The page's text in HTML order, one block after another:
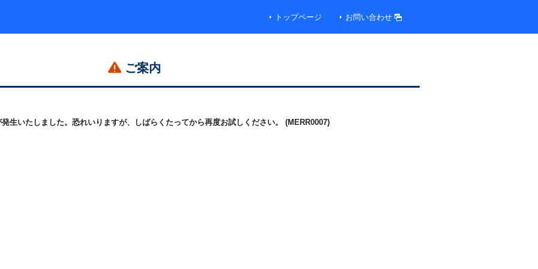
トップページ お問い合わせ
ご案内
生いたしました。恐れいりますが、しばらくたってから再度お試しください。 (MERR0007)